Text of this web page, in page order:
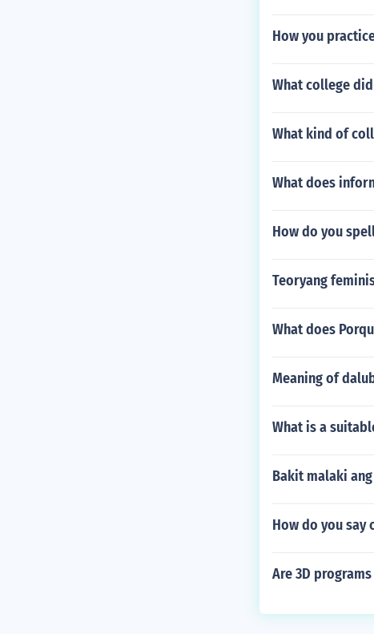
How you
What college
What kind of
What does
How do you
Teoryang
What does
Meaning of
What is a
Bakit malaki
How do you say
Are 3D